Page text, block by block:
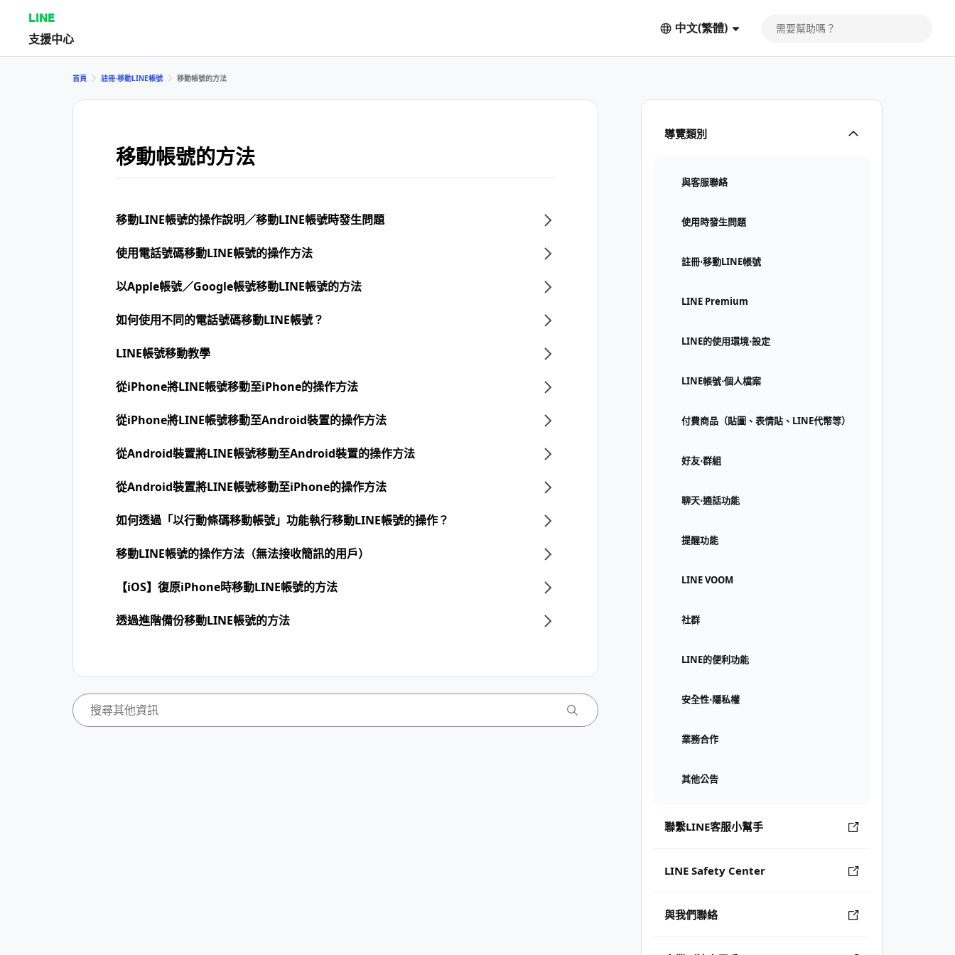
LINE
支援中心
中文(繁體)
導覽類別
與客服聯絡
使用時發生問題
註冊⋅移動LINE帳號
LINE Premium
LINE的使用環境⋅設定
LINE帳號⋅個人檔案
付費商品（貼圖、表情貼、LINE代幣等）
好友⋅群組
聊天⋅通話功能
提醒功能
LINE VOOM
社群
LINE的便利功能
安全性⋅隱私權
業務合作
其他公告
聯繫LINE客服小幫手
LINE Safety Center
與我們聯絡
首頁 註冊⋅移動LINE帳號 移動帳號的方法
移動帳號的方法
移動LINE帳號的操作說明／移動LINE帳號時發生問題
使用電話號碼移動LINE帳號的操作方法
以Apple帳號／Google帳號移動LINE帳號的方法
如何使用不同的電話號碼移動LINE帳號？
LINE帳號移動教學
從iPhone將LINE帳號移動至iPhone的操作方法
從iPhone將LINE帳號移動至Android裝置的操作方法
從Android裝置將LINE帳號移動至Android裝置的操作方法
從Android裝置將LINE帳號移動至iPhone的操作方法
如何透過「以行動條碼移動帳號」功能執行移動LINE帳號的操作？
移動LINE帳號的操作方法（無法接收簡訊的用戶）
【iOS】復原iPhone時移動LINE帳號的方法
透過進階備份移動LINE帳號的方法